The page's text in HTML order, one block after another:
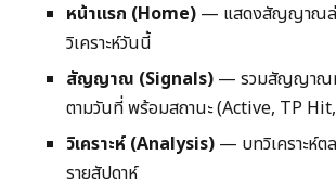
หน้าแรก (Home) — แสดงสัญญาณล่
วิเคราะห์วันนี้
สัญญาณ (Signals) — รวมสัญญาณ
ตามวันที่ พร้อมสถานะ (Active, TP
วิเคราะห์ (Analysis) — บทวิเคราะห์ต
รายสัปดาห์